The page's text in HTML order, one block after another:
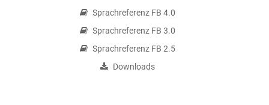
Sprachreferenz FB 4.0
Sprachreferenz FB 3.0
Sprachreferenz FB 2.5
Downloads